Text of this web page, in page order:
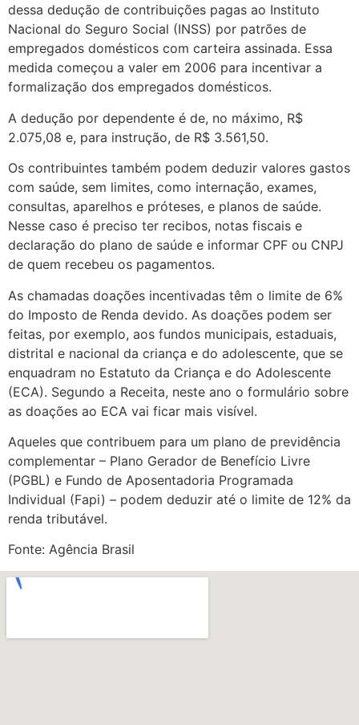
dessa dedução de contribuições pagas ao Instituto
Nacional do Seguro Social (INSS) por patrões de
empregados domésticos com carteira assinada. Essa
medida começou a valer em 2006 para incentivar a
formalização dos empregados domésticos.
A dedução por dependente é de, no máximo, R$
2.075,08 e, para instrução, de R$ 3.561,50.
Os contribuintes também podem deduzir valores gastos
com saúde, sem limites, como internação, exames,
consultas, aparelhos e próteses, e planos de saúde.
Nesse caso é preciso ter recibos, notas fiscais e
declaração do plano de saúde e informar CPF ou CNPJ
de quem recebeu os pagamentos.
As chamadas doações incentivadas têm o limite de 6%
do Imposto de Renda devido. As doações podem ser
feitas, por exemplo, aos fundos municipais, estaduais,
distrital e nacional da criança e do adolescente, que se
enquadram no Estatuto da Criança e do Adolescente
(ECA). Segundo a Receita, neste ano o formulário sobre
as doações ao ECA vai ficar mais visível.
Aqueles que contribuem para um plano de previdência
complementar – Plano Gerador de Benefício Livre
(PGBL) e Fundo de Aposentadoria Programada
Individual (Fapi) – podem deduzir até o limite de 12% da
renda tributável.
Fonte: Agência Brasil